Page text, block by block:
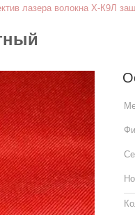
лазера волокна Х-К9Л